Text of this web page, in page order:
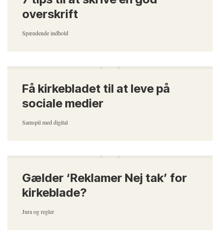
overskrift
Spændende indhold
Få kirkebladet til at leve på
sociale medier
Samspil med digital
Gælder ‘Reklamer Nej tak’ for
kirkeblade?
Jura og regler